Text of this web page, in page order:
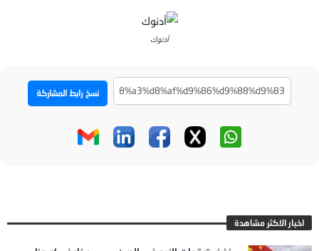
أدنوك
نسخ رابط المشاركة
اخبار الاكثر مشاهدة